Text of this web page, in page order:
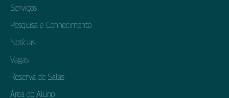
Serviços
Pesquisa e Conhecimento
Notícias
Vagas
Reserva de Salas
Área do Aluno